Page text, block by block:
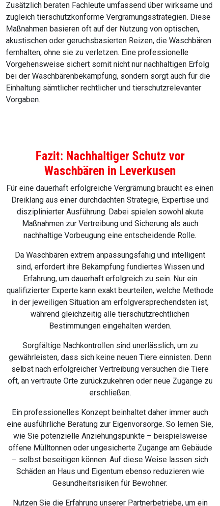
Zusätzlich beraten Fachleute umfassend über wirksame und
zugleich tierschutzkonforme Vergrämungsstrategien. Diese
Maßnahmen basieren oft auf der Nutzung von optischen,
akustischen oder geruchsbasierten Reizen, die Waschbären
fernhalten, ohne sie zu verletzen. Eine professionelle
Vorgehensweise sichert somit nicht nur nachhaltigen Erfolg
bei der Waschbärenbekämpfung, sondern sorgt auch für die
Einhaltung sämtlicher rechtlicher und tierschutzrelevanter
Vorgaben.
Fazit: Nachhaltiger Schutz vor
Waschbären in Leverkusen
Für eine dauerhaft erfolgreiche Vergrämung braucht es einen
Dreiklang aus einer durchdachten Strategie, Expertise und
disziplinierter Ausführung. Dabei spielen sowohl akute
Maßnahmen zur Vertreibung und Sicherung als auch
nachhaltige Vorbeugung eine entscheidende Rolle.
Da Waschbären extrem anpassungsfähig und intelligent
sind, erfordert ihre Bekämpfung fundiertes Wissen und
Erfahrung, um dauerhaft erfolgreich zu sein. Nur ein
qualifizierter Experte kann exakt beurteilen, welche Methode
in der jeweiligen Situation am erfolgversprechendsten ist,
während gleichzeitig alle tierschutzrechtlichen
Bestimmungen eingehalten werden.
Sorgfältige Nachkontrollen sind unerlässlich, um zu
gewährleisten, dass sich keine neuen Tiere einnisten. Denn
selbst nach erfolgreicher Vertreibung versuchen die Tiere
oft, an vertraute Orte zurückzukehren oder neue Zugänge zu
erschließen.
Ein professionelles Konzept beinhaltet daher immer auch
eine ausführliche Beratung zur Eigenvorsorge. So lernen Sie,
wie Sie potenzielle Anziehungspunkte – beispielsweise
offene Mülltonnen oder ungesicherte Zugänge am Gebäude
– selbst beseitigen können. Auf diese Weise lassen sich
Schäden an Haus und Eigentum ebenso reduzieren wie
Gesundheitsrisiken für Bewohner.
Nutzen Sie die Erfahrung unserer Partnerbetriebe, um ein